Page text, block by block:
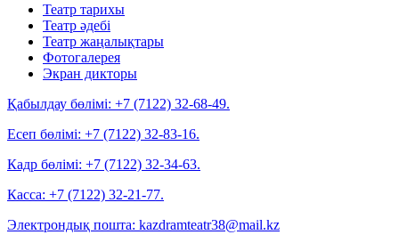
Театр тарихы
Театр әдебі
Театр жаңалықтары
Фотогалерея
Экран дикторы
Қабылдау бөлімі: +7 (7122) 32-68-49.
Есеп бөлімі: +7 (7122) 32-83-16.
Кадр бөлімі: +7 (7122) 32-34-63.
Касса: +7 (7122) 32-21-77.
Электрондық пошта: kazdramteatr38@mail.kz